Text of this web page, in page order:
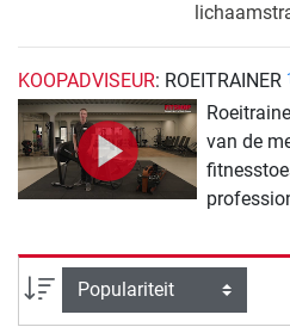
KOOPADVISEUR: ROEITRAINER
van de
en
grote
rowen'
Sortering